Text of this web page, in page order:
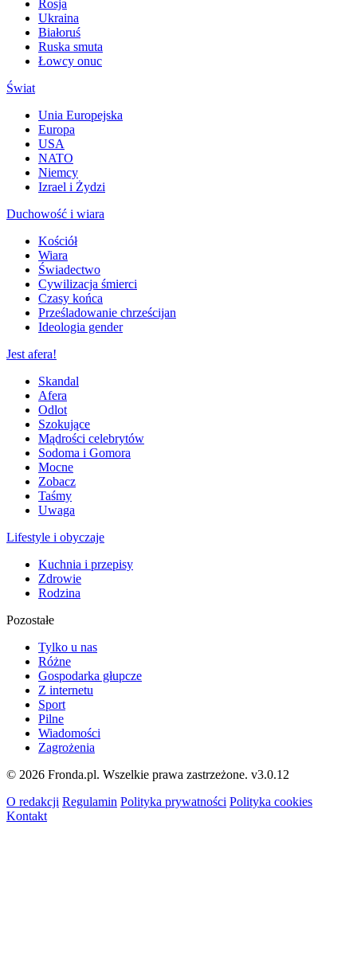
Rosja
Ukraina
Białoruś
Ruska smuta
Łowcy onuc
Świat
Unia Europejska
Europa
USA
NATO
Niemcy
Izrael i Żydzi
Duchowość i wiara
Kościół
Wiara
Świadectwo
Cywilizacja śmierci
Czasy końca
Prześladowanie chrześcijan
Ideologia gender
Jest afera!
Skandal
Afera
Odlot
Szokujące
Mądrości celebrytów
Sodoma i Gomora
Mocne
Zobacz
Taśmy
Uwaga
Lifestyle i obyczaje
Kuchnia i przepisy
Zdrowie
Rodzina
Pozostałe
Tylko u nas
Różne
Gospodarka głupcze
Z internetu
Sport
Pilne
Wiadomości
Zagrożenia
© 2026 Fronda.pl. Wszelkie prawa zastrzeżone. v3.0.12
O redakcji Regulamin Polityka prywatności Polityka cookies
Kontakt